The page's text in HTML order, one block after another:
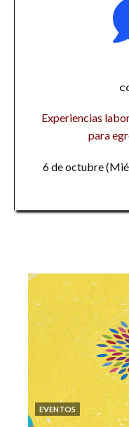
Experiencias
para
6 de octubre
EVENTOS